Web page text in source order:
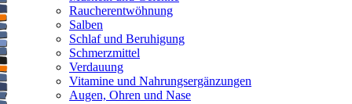
Raucherentwöhnung
Salben
Schlaf und Beruhigung
Schmerzmittel
Verdauung
Vitamine und Nahrungsergänzungen
Augen, Ohren und Nase